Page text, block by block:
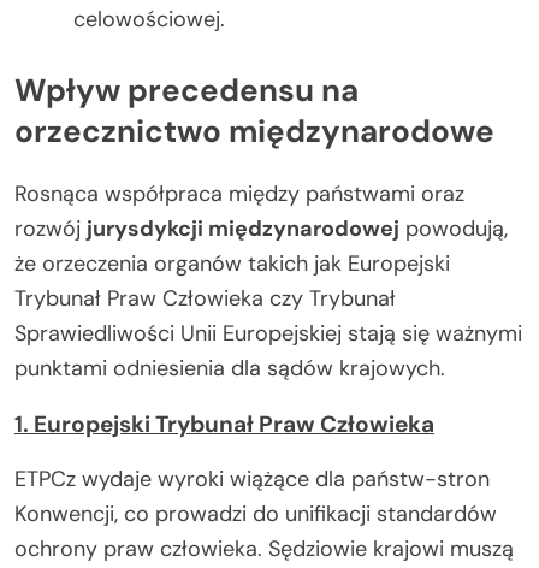
celowościowej.
Wpływ precedensu na
orzecznictwo międzynarodowe
Rosnąca współpraca między państwami oraz
rozwój jurysdykcji międzynarodowej powodują,
że orzeczenia organów takich jak Europejski
Trybunał Praw Człowieka czy Trybunał
Sprawiedliwości Unii Europejskiej stają się ważnymi
punktami odniesienia dla sądów krajowych.
1. Europejski Trybunał Praw Człowieka
ETPCz wydaje wyroki wiążące dla państw-stron
Konwencji, co prowadzi do unifikacji standardów
ochrony praw człowieka. Sędziowie krajowi muszą